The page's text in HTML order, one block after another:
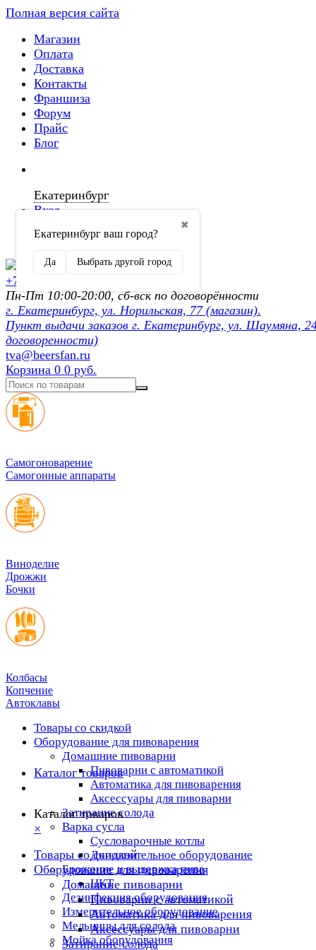
Полная версия сайта
Магазин
Оплата
Доставка
Контакты
Франшиза
Форум
Прайс
Блог
Екатеринбург
✖
Екатеринбург ваш город?
Да Выбрать другой город
Вход
Регистрация
+7 (902) 872-54-70
Пн-Пт 10:00-20:00, сб-вск по договорённости
г. Екатеринбург, ул. Норильская, 77 (магазин).
Пункт выдачи заказов г. Екатеринбург, ул. Шаумяна,
договоренности)
tva@beersfan.ru
Корзина 0 0 руб.
Cамогоноварение
Самогонные аппараты
Виноделие
Дрожжи
Бочки
Колбасы
Копчение
Автоклавы
Товары со скидкой
Оборудование для пивоварения
Домашние пивоварни
Пивоварни с автоматикой
Автоматика для пивоварения
Аксессуары для пивоварни
Затирание солода
Варка сусла
Cусловарочные котлы
Дополнительное оборудование
Брожение и выдержка пива
ЦКТ
Дезинфекция оборудования
Измерительное оборудование
Мельницы для солода
Мойка оборудования
Каталог товаров
Каталог товаров
×
Товары со скидкой
Оборудование для пивоварения
Домашние пивоварни
Пивоварни с автоматикой
Автоматика для пивоварения
Аксессуары для пивоварни
Затирание солода